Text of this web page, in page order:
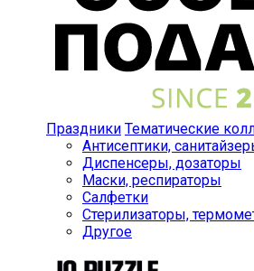
Праздники Тематические
Антисептики,
Диспенсеры, дозаторы
Маски, респираторы
Салфетки
Стерилизаторы,
Другое